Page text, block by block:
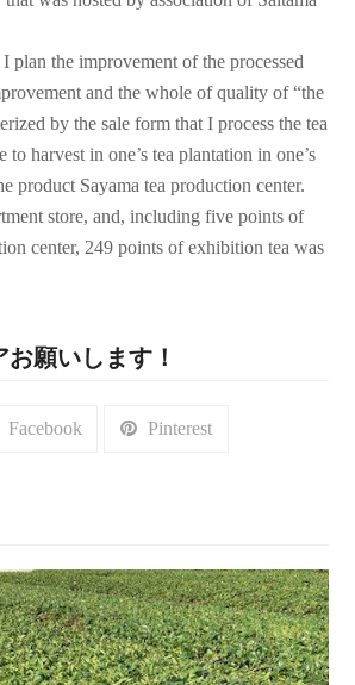
plan the improvement of the processed
and the whole of quality of “the
by the sale form that I process the tea
harvest in one’s tea plantation in one’s
product Sayama tea production center.
store, and, including five points of
center, 249 points of exhibition tea was
お願いします！
Facebook Pinterest